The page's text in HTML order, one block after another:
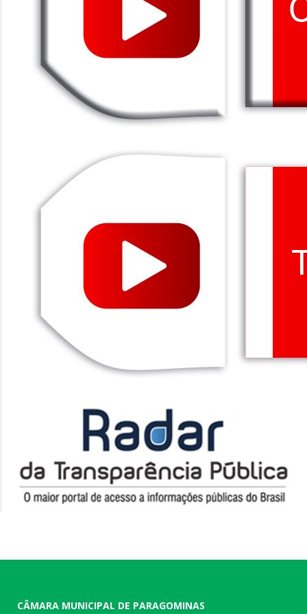
CÂMARA MUNICIPAL DE PARAGOMINAS